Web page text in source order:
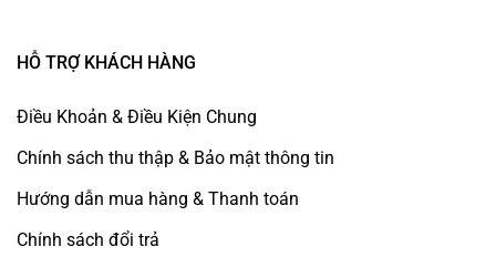
HỖ TRỢ KHÁCH HÀNG
Điều Khoản & Điều Kiện Chung
Chính sách thu thập & Bảo mật thông tin
Hướng dẫn mua hàng & Thanh toán
Chính sách đổi trả